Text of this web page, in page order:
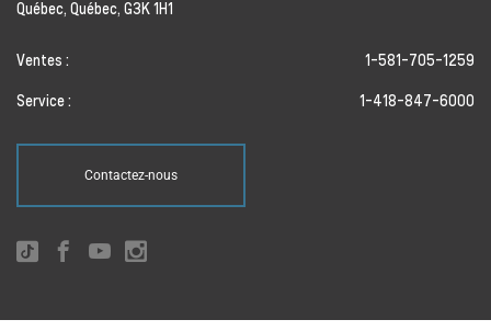
Québec, Québec, G3K 1H1
Ventes : 1-581-705-1259
Service : 1-418-847-6000
Contactez-nous